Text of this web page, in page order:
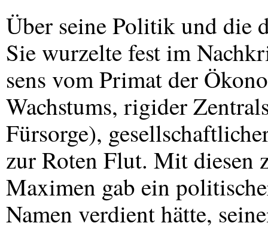
Über seine Politik und die
Sie wurzelte fest im
sens vom Primat der
Wachstums, rigider
Fürsorge),
zur Roten Flut. Mit diesen
Maximen gab ein
Namen verdient hätte,